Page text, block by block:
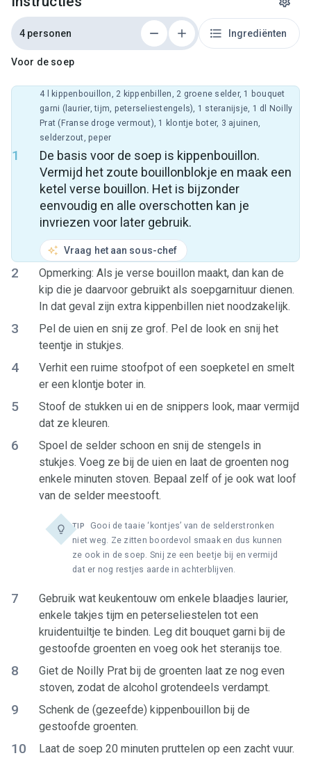
4 personen Ingrediënten
Voor de soep
1
De basis voor de soep is kippenbouillon.
Vermijd het zoute bouillonblokje en maak een
ketel verse bouillon. Het is bijzonder
eenvoudig en alle overschotten kan je
invriezen voor later gebruik.
Vraag het aan sous-chef
4 l kippenbouillon, 2 kippenbillen, 2 groene selder, 1 bouquet
garni (laurier, tijm, peterseliestengels), 1 steranijsje, 1 dl Noilly
Prat (Franse droge vermout), 1 klontje boter, 3 ajuinen,
selderzout, peper
2
Opmerking: Als je verse bouillon maakt, dan kan de
kip die je daarvoor gebruikt als soepgarnituur dienen.
In dat geval zijn extra kippenbillen niet noodzakelijk.
3
Pel de uien en snij ze grof. Pel de look en snij het
teentje in stukjes.
4
Verhit een ruime stoofpot of een soepketel en smelt
er een klontje boter in.
5
Stoof de stukken ui en de snippers look, maar vermijd
dat ze kleuren.
6
Spoel de selder schoon en snij de stengels in
stukjes. Voeg ze bij de uien en laat de groenten nog
enkele minuten stoven. Bepaal zelf of je ook wat loof
van de selder meestooft.
TIP
Gooi de taaie ‘kontjes’ van de selderstronken
niet weg. Ze zitten boordevol smaak en dus kunnen
ze ook in de soep. Snij ze een beetje bij en vermijd
dat er nog restjes aarde in achterblijven.
7
Gebruik wat keukentouw om enkele blaadjes laurier,
enkele takjes tijm en peterseliestelen tot een
kruidentuiltje te binden. Leg dit bouquet garni bij de
gestoofde groenten en voeg ook het steranijs toe.
8
Giet de Noilly Prat bij de groenten laat ze nog even
stoven, zodat de alcohol grotendeels verdampt.
9
Schenk de (gezeefde) kippenbouillon bij de
gestoofde groenten.
10
Laat de soep 20 minuten pruttelen op een zacht vuur.